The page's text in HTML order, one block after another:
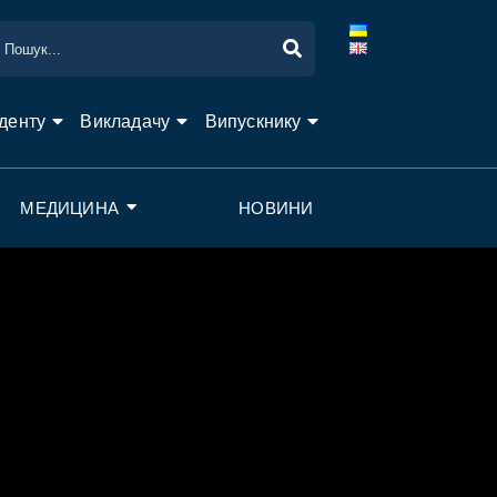
Викладачу Випускнику
МЕДИЦИНА НОВИНИ